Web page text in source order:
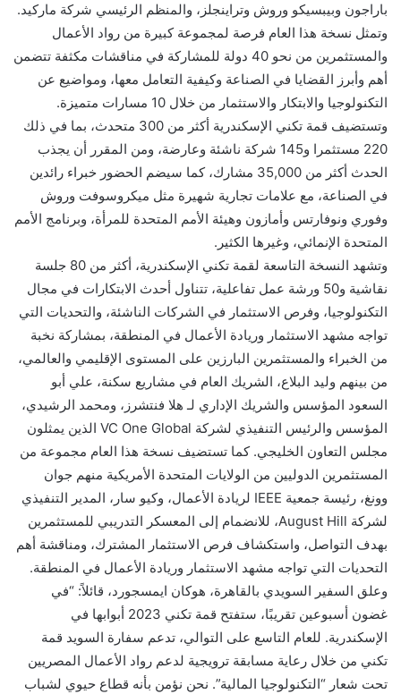
باراجون وبيبسيكو وروش وتراينجلز، والمنظم الرئيسي شركة ماركيد.
وتمثل نسخة هذا العام فرصة لمجموعة كبيرة من رواد الأعمال
والمستثمرين من نحو 40 دولة للمشاركة في مناقشات مكثفة تتضمن
أهم وأبرز القضايا في الصناعة وكيفية التعامل معها، ومواضيع عن
التكنولوجيا والابتكار والاستثمار من خلال 10 مسارات متميزة.
وتستضيف قمة تكني الإسكندرية أكثر من 300 متحدث، بما في ذلك
220 مستثمرا و145 شركة ناشئة وعارضة، ومن المقرر أن يجذب
الحدث أكثر من 35,000 مشارك، كما سيضم الحضور خبراء رائدين
في الصناعة، مع علامات تجارية شهيرة مثل ميكروسوفت وروش
وفوري ونوفارتس وأمازون وهيئة الأمم المتحدة للمرأة، وبرنامج الأمم
المتحدة الإنمائي، وغيرها الكثير.
وتشهد النسخة التاسعة لقمة تكني الإسكندرية، أكثر من 80 جلسة
نقاشية و50 ورشة عمل تفاعلية، تتناول أحدث الابتكارات في مجال
التكنولوجيا، وفرص الاستثمار في الشركات الناشئة، والتحديات التي
تواجه مشهد الاستثمار وريادة الأعمال في المنطقة، بمشاركة نخبة
من الخبراء والمستثمرين البارزين على المستوى الإقليمي والعالمي،
من بينهم وليد البلاع، الشريك العام في مشاريع سكنة، علي أبو
السعود المؤسس والشريك الإداري لـ هلا فنتشرز، ومحمد الرشيدي،
المؤسس والرئيس التنفيذي لشركة VC One Global الذين يمثلون
مجلس التعاون الخليجي. كما تستضيف نسخة هذا العام مجموعة من
المستثمرين الدوليين من الولايات المتحدة الأمريكية منهم جوان
وونغ، رئيسة جمعية IEEE لريادة الأعمال، وكيو سار، المدير التنفيذي
لشركة August Hill، للانضمام إلى المعسكر التدريبي للمستثمرين
بهدف التواصل، واستكشاف فرص الاستثمار المشترك، ومناقشة أهم
التحديات التي تواجه مشهد الاستثمار وريادة الأعمال في المنطقة.
وعلق السفير السويدي بالقاهرة، هوكان ايمسجورد، قائلاً: “في
غضون أسبوعين تقريبًا، ستفتح قمة تكني 2023 أبوابها في
الإسكندرية. للعام التاسع على التوالي، تدعم سفارة السويد قمة
تكني من خلال رعاية مسابقة ترويجية لدعم رواد الأعمال المصريين
تحت شعار “التكنولوجيا المالية”. نحن نؤمن بأنه قطاع حيوي لشباب